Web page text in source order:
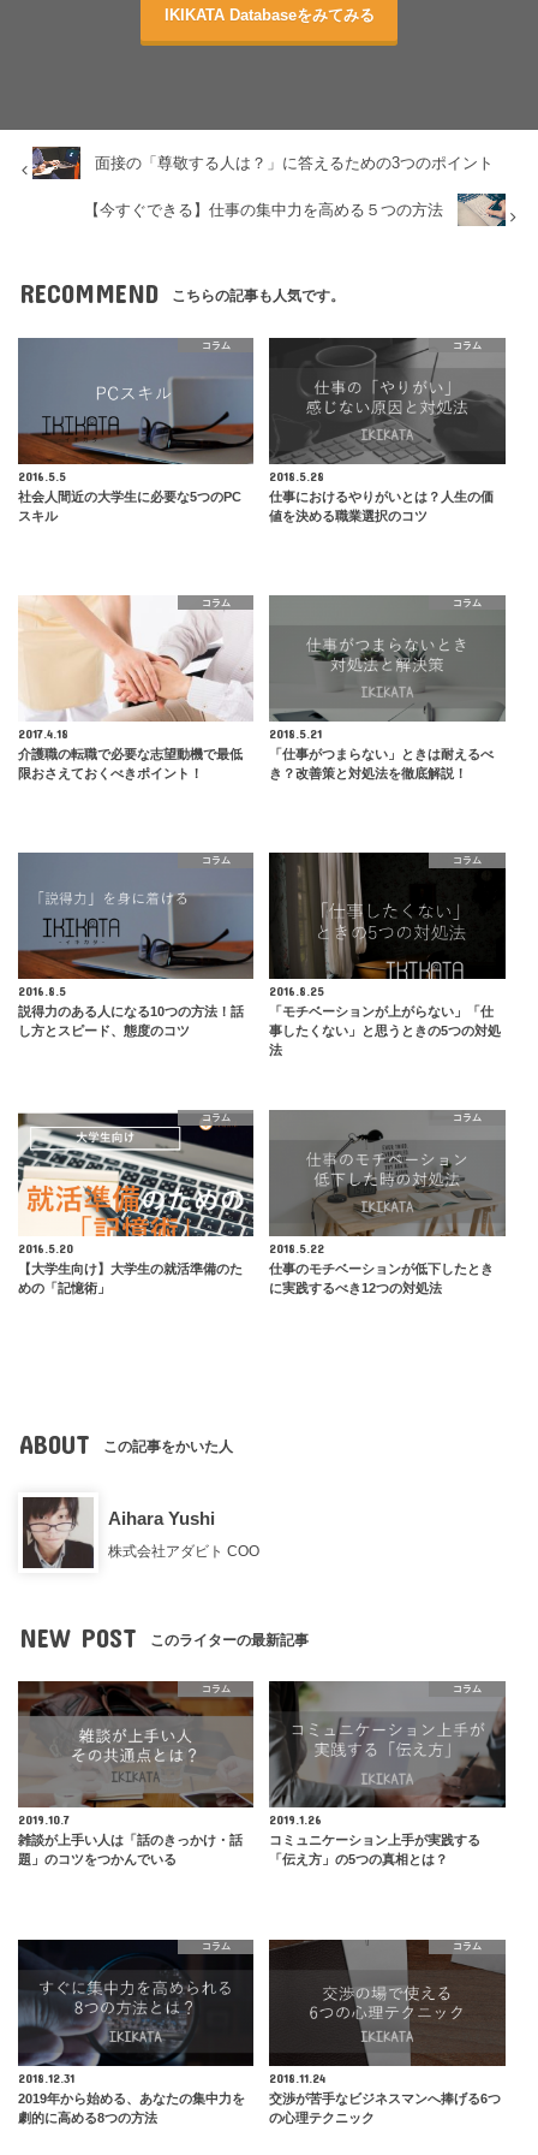
IKIKATA Databaseをみてみる
面接の「尊敬する人は？」に答えるための3つのポイント
【今すぐできる】仕事の集中力を高める５つの方法
RECOMMEND こちらの記事も人気です。
コラム
2016.5.5
社会人間近の大学生に必要な5つのPC
スキル
コラム
2018.5.28
仕事におけるやりがいとは？人生の価
値を決める職業選択のコツ
コラム
2017.4.18
介護職の転職で必要な志望動機で最低
限おさえておくべきポイント！
コラム
2018.5.21
「仕事がつまらない」ときは耐えるべ
き？改善策と対処法を徹底解説！
コラム
2016.8.5
説得力のある人になる10つの方法！話
し方とスピード、態度のコツ
コラム
2016.8.25
「モチベーションが上がらない」「仕
事したくない」と思うときの5つの対処
法
コラム
2016.5.20
【大学生向け】大学生の就活準備のた
めの「記憶術」
コラム
2018.5.22
仕事のモチベーションが低下したとき
に実践するべき12つの対処法
ABOUT この記事をかいた人
Aihara Yushi
株式会社アダビト COO
NEW POST このライターの最新記事
コラム
2019.10.7
雑談が上手い人は「話のきっかけ・話
題」のコツをつかんでいる
コラム
2019.1.26
コミュニケーション上手が実践する
「伝え方」の5つの真相とは？
コラム
2018.12.31
2019年から始める、あなたの集中力を
劇的に高める8つの方法
コラム
2018.11.24
交渉が苦手なビジネスマンへ捧げる6つ
の心理テクニック